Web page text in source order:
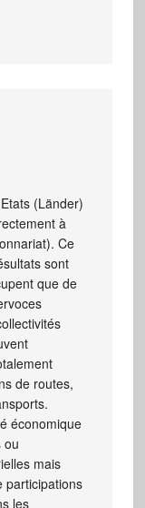
(Länder)
à
Ce
sont
que de
de routes,
économique
ou
mais
participations
les